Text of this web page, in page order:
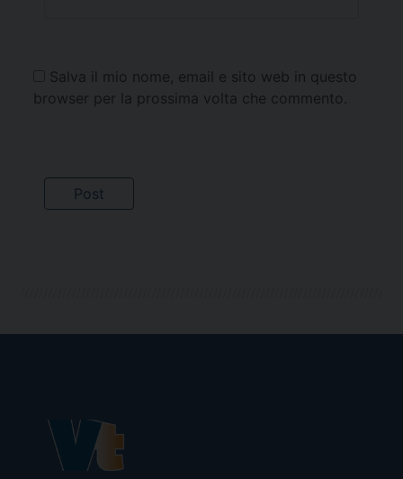
Salva il mio nome, email e sito web in questo
browser per la prossima volta che commento.